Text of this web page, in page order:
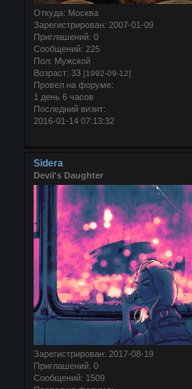
Откуда: Москва
Зарегистрирован: 2007-01-09
Приглашений: 0
Сообщений: 225
Пол: Мужской
Возраст: 33 [1992-09-12]
Провел на форуме:
1 день 6 часов
Последний визит:
2016-01-14 07:13:32
Sidera
Devil's Daughter
Зарегистрирован: 2017-08-19
Приглашений: 0
Сообщений: 1509